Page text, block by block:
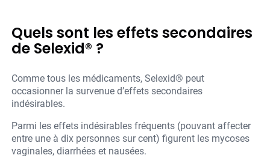
Quels sont les effets secondaires
de Selexid® ?
Comme tous les médicaments, Selexid® peut
occasionner la survenue d’effets secondaires
indésirables.
Parmi les effets indésirables fréquents (pouvant affecter
entre une à dix personnes sur cent) figurent les mycoses
vaginales, diarrhées et nausées.